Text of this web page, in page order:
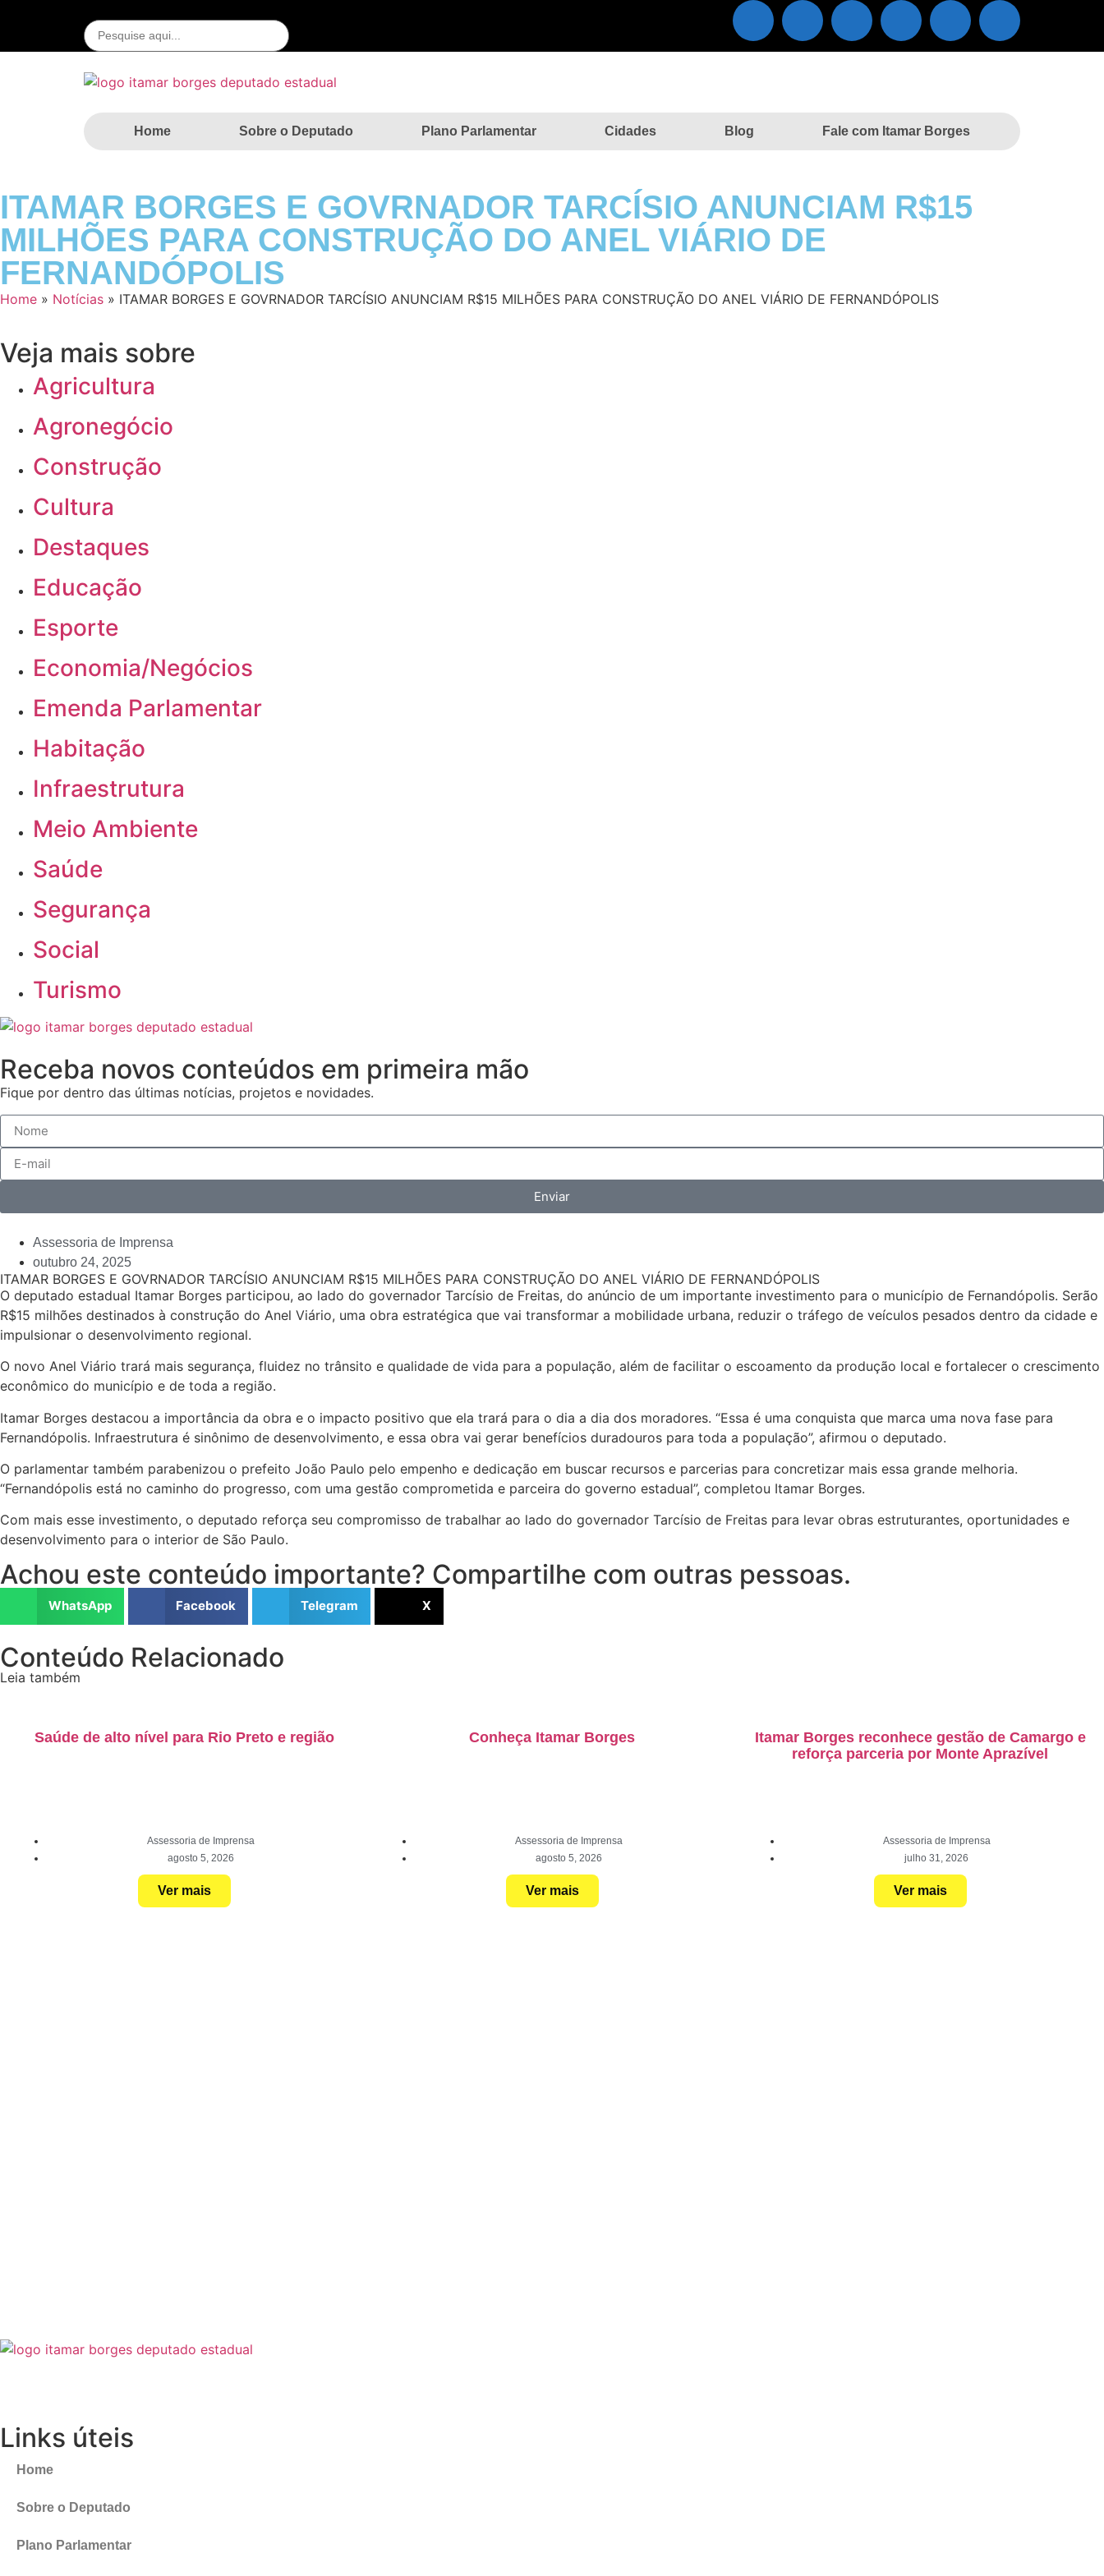
Home Sobre o Deputado Plano Parlamentar Cidades Blog Fale com Itamar Borges
ITAMAR BORGES E GOVRNADOR TARCÍSIO ANUNCIAM R$15
MILHÕES PARA CONSTRUÇÃO DO ANEL VIÁRIO DE
FERNANDÓPOLIS
Home » Notícias » ITAMAR BORGES E GOVRNADOR TARCÍSIO ANUNCIAM R$15 MILHÕES PARA CONSTRUÇÃO DO ANEL VIÁRIO DE FERNANDÓPOLIS
Veja mais sobre
Agricultura
Agronegócio
Construção
Cultura
Destaques
Educação
Esporte
Economia/Negócios
Emenda Parlamentar
Habitação
Infraestrutura
Meio Ambiente
Saúde
Segurança
Social
Turismo
Receba novos conteúdos em primeira mão
Fique por dentro das últimas notícias, projetos e novidades.
Enviar
Assessoria de Imprensa
outubro 24, 2025
ITAMAR BORGES E GOVRNADOR TARCÍSIO ANUNCIAM R$15 MILHÕES PARA CONSTRUÇÃO DO ANEL VIÁRIO DE FERNANDÓPOLIS
O deputado estadual Itamar Borges participou, ao lado do governador Tarcísio de Freitas, do anúncio de um importante investimento para o município de Fernandópolis. Serão
R$15 milhões destinados à construção do Anel Viário, uma obra estratégica que vai transformar a mobilidade urbana, reduzir o tráfego de veículos pesados dentro da cidade e
impulsionar o desenvolvimento regional.
O novo Anel Viário trará mais segurança, fluidez no trânsito e qualidade de vida para a população, além de facilitar o escoamento da produção local e fortalecer o crescimento
econômico do município e de toda a região.
Itamar Borges destacou a importância da obra e o impacto positivo que ela trará para o dia a dia dos moradores. “Essa é uma conquista que marca uma nova fase para
Fernandópolis. Infraestrutura é sinônimo de desenvolvimento, e essa obra vai gerar benefícios duradouros para toda a população”, afirmou o deputado.
O parlamentar também parabenizou o prefeito João Paulo pelo empenho e dedicação em buscar recursos e parcerias para concretizar mais essa grande melhoria.
“Fernandópolis está no caminho do progresso, com uma gestão comprometida e parceira do governo estadual”, completou Itamar Borges.
Com mais esse investimento, o deputado reforça seu compromisso de trabalhar ao lado do governador Tarcísio de Freitas para levar obras estruturantes, oportunidades e
desenvolvimento para o interior de São Paulo.
Achou este conteúdo importante? Compartilhe com outras pessoas.
WhatsApp Facebook Telegram X
Conteúdo Relacionado
Leia também
Saúde de alto nível para Rio Preto e região
Assessoria de Imprensa
agosto 5, 2026
Ver mais
Conheça Itamar Borges
Assessoria de Imprensa
agosto 5, 2026
Ver mais
Itamar Borges reconhece gestão de Camargo e
reforça parceria por Monte Aprazível
Assessoria de Imprensa
julho 31, 2026
Ver mais
Links úteis
Home
Sobre o Deputado
Plano Parlamentar